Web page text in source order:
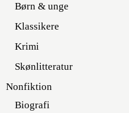
Børn & unge
Klassikere
Krimi
Skønlitteratur
Nonfiktion
Biografi